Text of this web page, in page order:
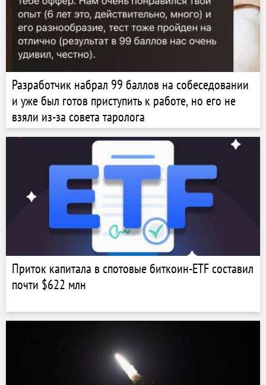
Разработчик набрал 99 баллов на собеседовании
и уже был готов приступить к работе, но его не
взяли из-за совета таролога
Приток капитала в спотовые биткоин-ETF составил
почти $622 млн